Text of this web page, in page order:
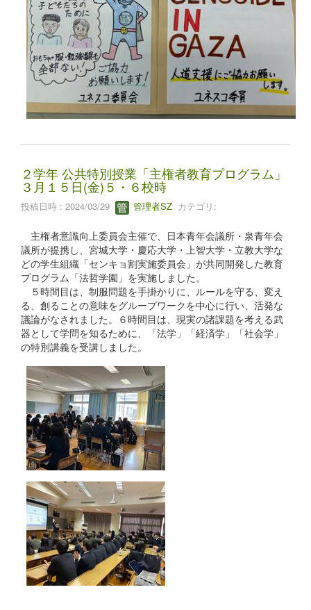
２学年 公共特別授業「主権者教育プログラム」
３月１５日(金)５・６校時
投稿日時 : 2024/03/29 管理者SZ カテゴリ:
主権者意識向上委員会主催で、日本青年会議所・泉青年会
議所が提携し、宮城大学・慶応大学・上智大学・立教大学な
どの学生組織「センキョ割実施委員会」が共同開発した教育
プログラム「法哲学園」を実施しました。
５時間目は、制服問題を手掛かりに、ルールを守る、変え
る、創ることの意味をグループワークを中心に行い、活発な
議論がなされました。６時間目は、現実の諸課題を考える武
器として学問を知るために、「法学」「経済学」「社会学」
の特別講義を受講しました。